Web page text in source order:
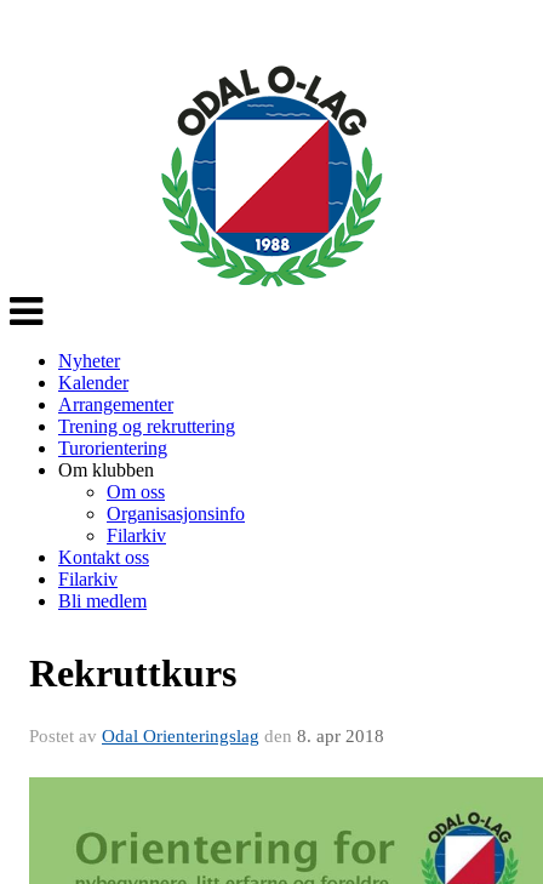
Veksle
navigasjon
Nyheter
Kalender
Arrangementer
Trening og rekruttering
Turorientering
Om klubben
Om oss
Organisasjonsinfo
Filarkiv
Kontakt oss
Filarkiv
Bli medlem
Rekruttkurs
Postet av Odal Orienteringslag den 8. apr 2018